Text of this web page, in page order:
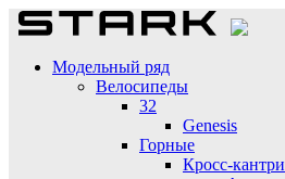
Модельный ряд
Велосипеды
32
Genesis
Горные
Кросс-кантри